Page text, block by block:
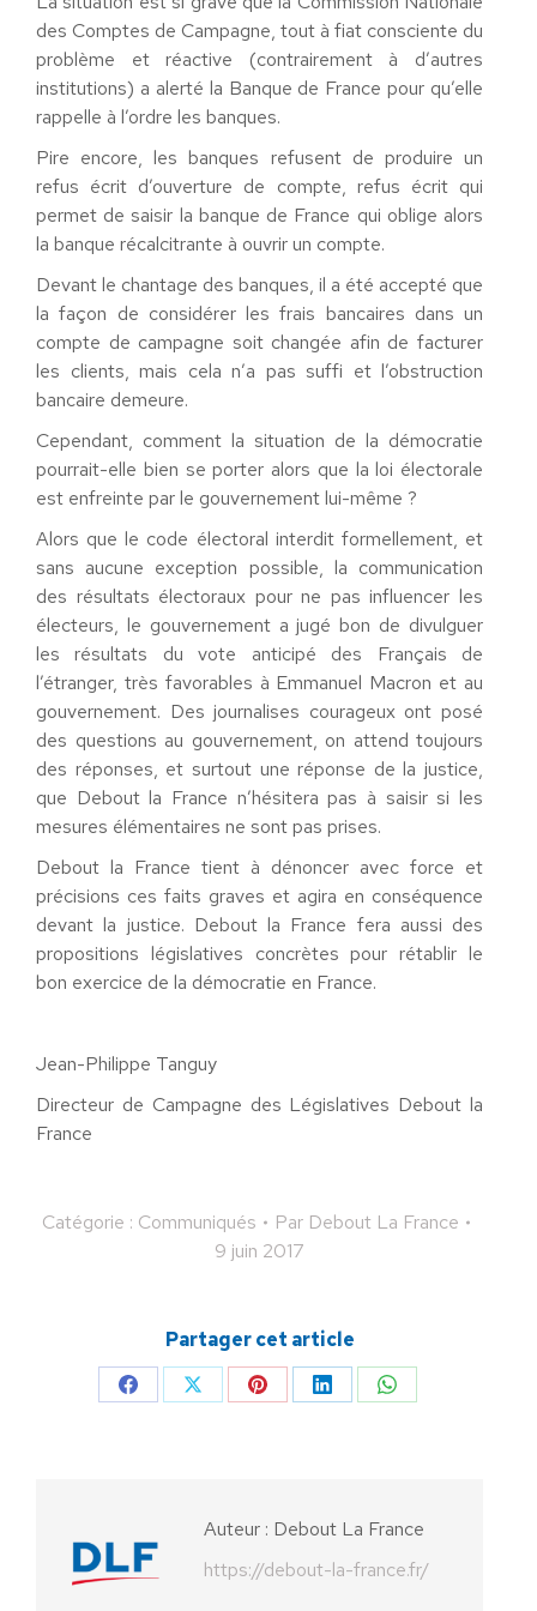
des Comptes de Campagne, tout à fiat consciente du
problème et réactive (contrairement à d’autres
institutions) a alerté la Banque de France pour qu’elle
rappelle à l’ordre les banques.
Pire encore, les banques refusent de produire un
refus écrit d’ouverture de compte, refus écrit qui
permet de saisir la banque de France qui oblige alors
la banque récalcitrante à ouvrir un compte.
Devant le chantage des banques, il a été accepté que
la façon de considérer les frais bancaires dans un
compte de campagne soit changée afin de facturer
les clients, mais cela n’a pas suffi et l’obstruction
bancaire demeure.
Cependant, comment la situation de la démocratie
pourrait-elle bien se porter alors que la loi électorale
est enfreinte par le gouvernement lui-même ?
Alors que le code électoral interdit formellement, et
sans aucune exception possible, la communication
des résultats électoraux pour ne pas influencer les
électeurs, le gouvernement a jugé bon de divulguer
les résultats du vote anticipé des Français de
l’étranger, très favorables à Emmanuel Macron et au
gouvernement. Des journalises courageux ont posé
des questions au gouvernement, on attend toujours
des réponses, et surtout une réponse de la justice,
que Debout la France n’hésitera pas à saisir si les
mesures élémentaires ne sont pas prises.
Debout la France tient à dénoncer avec force et
précisions ces faits graves et agira en conséquence
devant la justice. Debout la France fera aussi des
propositions législatives concrètes pour rétablir le
bon exercice de la démocratie en France.
Jean-Philippe Tanguy
Directeur de Campagne des Législatives Debout la
France
Catégorie : Communiqués Par Debout La France
9 juin 2017
Partager cet article
PartagerPartagerPartagerPartagerPartager
Auteur : Debout La France
https://debout-la-france.fr/